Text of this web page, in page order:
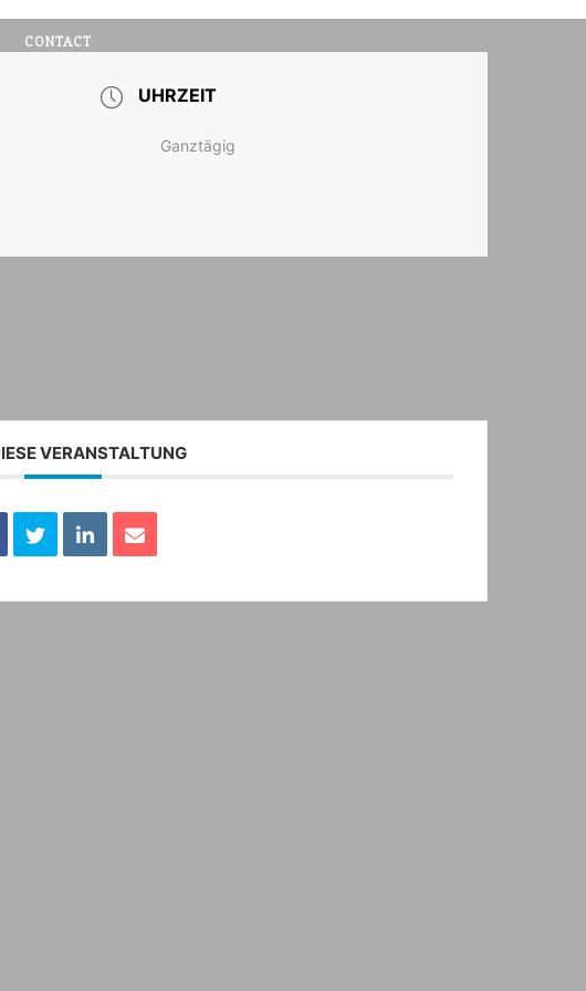
CONTACT
UHRZEIT
Ganztägig
VERANSTALTUNG